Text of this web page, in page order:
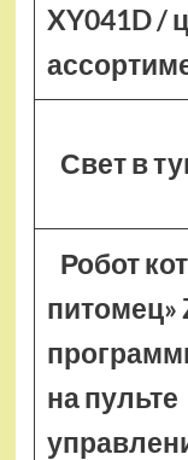
XY041D /
Свет в
Робот
питомец»
на пульте